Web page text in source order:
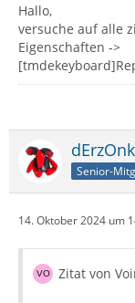
Hallo,
versuche auf alle
Eigenschaften ->
dErzOnk
Senior-
14. Oktober 2024 um
Zitat von